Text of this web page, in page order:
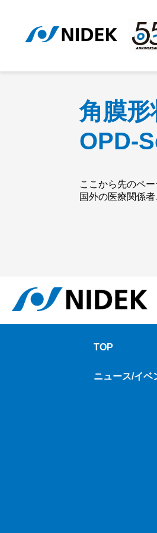
角膜
OPD-
ここから先のペ
国外の医療関係
TOP
ニュース/イベ